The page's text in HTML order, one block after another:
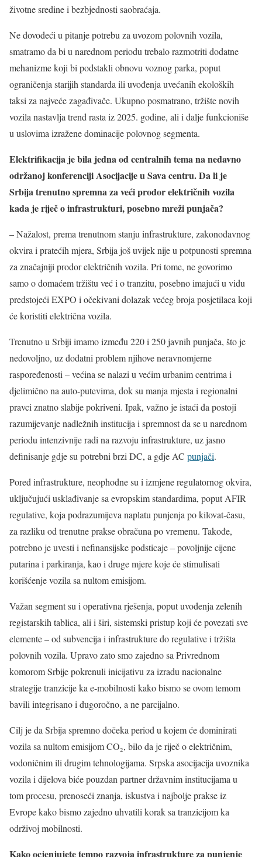
životne sredine i bezbjednosti saobraćaja.
Ne dovodeći u pitanje potrebu za uvozom polovnih vozila,
smatramo da bi u narednom periodu trebalo razmotriti dodatne
mehanizme koji bi podstakli obnovu voznog parka, poput
ograničenja starijih standarda ili uvođenja uvećanih ekoloških
taksi za najveće zagađivače. Ukupno posmatrano, tržište novih
vozila nastavlja trend rasta iz 2025. godine, ali i dalje funkcioniše
u uslovima izražene dominacije polovnog segmenta.
Elektrifikacija je bila jedna od centralnih tema na nedavno
održanoj konferenciji Asocijacije u Sava centru. Da li je
Srbija trenutno spremna za veći prodor električnih vozila
kada je riječ o infrastrukturi, posebno mreži punjača?
– Nažalost, prema trenutnom stanju infrastrukture, zakonodavnog
okvira i pratećih mjera, Srbija još uvijek nije u potpunosti spremna
za značajniji prodor električnih vozila. Pri tome, ne govorimo
samo o domaćem tržištu već i o tranzitu, posebno imajući u vidu
predstojeći EXPO i očekivani dolazak većeg broja posjetilaca koji
će koristiti električna vozila.
Trenutno u Srbiji imamo između 220 i 250 javnih punjača, što je
nedovoljno, uz dodatni problem njihove neravnomjerne
raspoređenosti – većina se nalazi u većim urbanim centrima i
djelimično na auto-putevima, dok su manja mjesta i regionalni
pravci znatno slabije pokriveni. Ipak, važno je istaći da postoji
razumijevanje nadležnih institucija i spremnost da se u narednom
periodu intenzivnije radi na razvoju infrastrukture, uz jasno
definisanje gdje su potrebni brzi DC, a gdje AC punjači.
Pored infrastrukture, neophodne su i izmjene regulatornog okvira,
uključujući usklađivanje sa evropskim standardima, poput AFIR
regulative, koja podrazumijeva naplatu punjenja po kilovat-času,
za razliku od trenutne prakse obračuna po vremenu. Takođe,
potrebno je uvesti i nefinansijske podsticaje – povoljnije cijene
putarina i parkiranja, kao i druge mjere koje će stimulisati
korišćenje vozila sa nultom emisijom.
Važan segment su i operativna rješenja, poput uvođenja zelenih
registarskih tablica, ali i širi, sistemski pristup koji će povezati sve
elemente – od subvencija i infrastrukture do regulative i tržišta
polovnih vozila. Upravo zato smo zajedno sa Privrednom
komorom Srbije pokrenuli inicijativu za izradu nacionalne
strategije tranzicije ka e-mobilnosti kako bismo se ovom temom
bavili integrisano i dugoročno, a ne parcijalno.
Cilj je da Srbija spremno dočeka period u kojem će dominirati
vozila sa nultom emisijom CO₂, bilo da je riječ o električnim,
vodoničnim ili drugim tehnologijama. Srpska asocijacija uvoznika
vozila i dijelova biće pouzdan partner državnim institucijama u
tom procesu, prenoseći znanja, iskustva i najbolje prakse iz
Evrope kako bismo zajedno uhvatili korak sa tranzicijom ka
održivoj mobilnosti.
Kako ocjenjujete tempo razvoja infrastrukture za punjenje